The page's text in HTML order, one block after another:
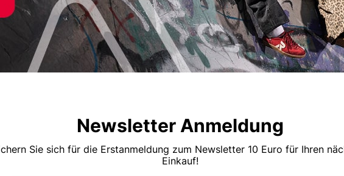
Newsletter Anmeldung
Sie sich für die Erstanmeldung zum Newsletter 10 Euro für Ihren
Einkauf!